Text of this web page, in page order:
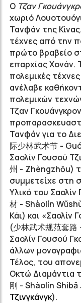
Ο Τζαν
χωριό
Τανφάν της
τέχνες από την
πρώτο βραβείο
επαρχίαςΧονάν.
πολεμικές τέχνες
ανέλαβε
πολεμικών
Τζαν
Τανφάν για το
际少林武术节 -
Σαολίν Γουσού
州 - Zhèngzhōu)
συμμετείχε στη
Υλικό του Σαολίν
材 - Shàolín
Κάι) και «Σαολίν
(少林武术规范套路
Σαολίν Γουσού
άλλων
Τέλος, του
Οκτώ Διαμάντια
刚 - Shàolín Shíbā
Τζινγκάνγκ).